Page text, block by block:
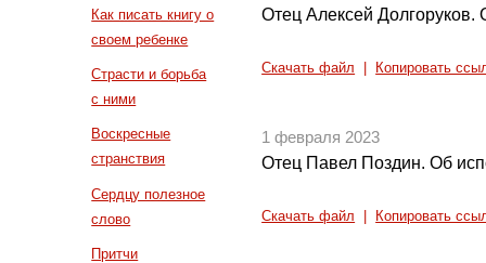
Как писать книгу о
своем ребенке
Страсти и борьба
с ними
Воскресные
странствия
Сердцу полезное
слово
Притчи
Отец Алексей Долгоруков.
Скачать файл Копировать
1 февраля 2023
Отец Павел Поздин. Об
Скачать файл Копировать